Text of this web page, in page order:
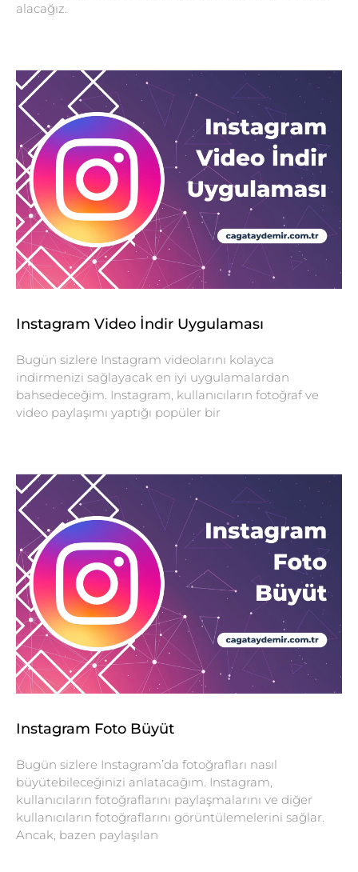
alacağız.
Instagram Video İndir Uygulaması
Bugün sizlere Instagram videolarını kolayca
indirmenizi sağlayacak en iyi uygulamalardan
bahsedeceğim. Instagram, kullanıcıların fotoğraf ve
video paylaşımı yaptığı popüler bir
Instagram Foto Büyüt
Bugün sizlere Instagram’da fotoğrafları nasıl
büyütebileceğinizi anlatacağım. Instagram,
kullanıcıların fotoğraflarını paylaşmalarını ve diğer
kullanıcıların fotoğraflarını görüntülemelerini sağlar.
Ancak, bazen paylaşılan